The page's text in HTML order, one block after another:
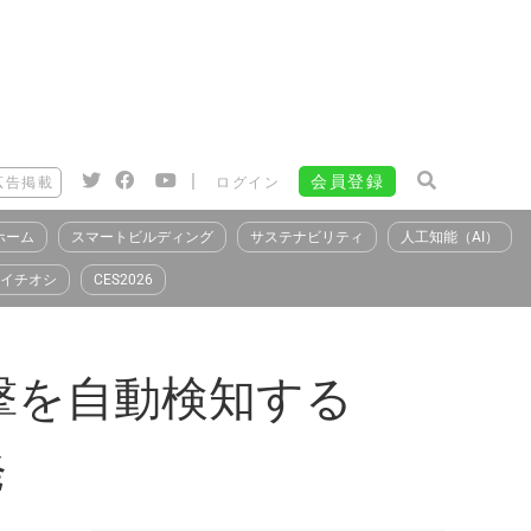
告掲載 | ログイン 会員登録
ーム スマートビルディング サステナビリティ 人工知能（AI）
イチオシ CES2026
自動検知する